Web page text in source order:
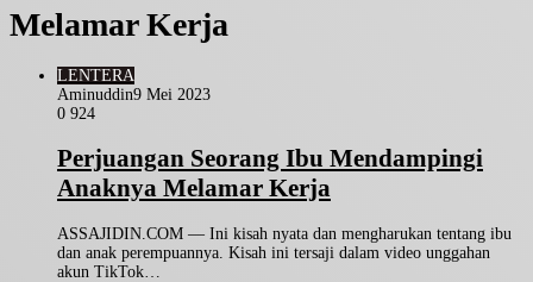
Melamar Kerja
LENTERA
Aminuddin9 Mei 2023
0 924
Perjuangan Seorang Ibu Mendampingi
Anaknya Melamar Kerja
ASSAJIDIN.COM — Ini kisah nyata dan mengharukan tentang ibu
dan anak perempuannya. Kisah ini tersaji dalam video unggahan
akun TikTok…